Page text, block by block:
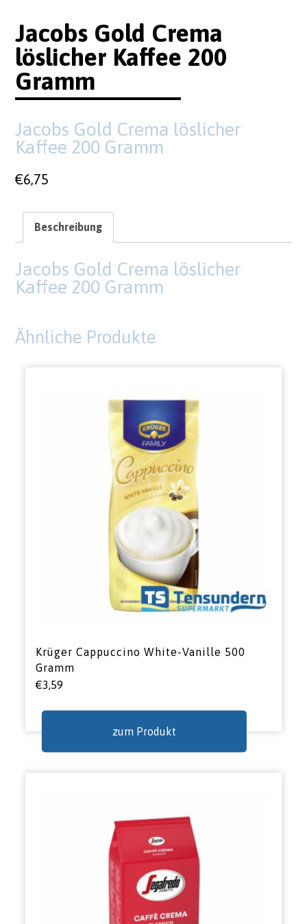
Jacobs Gold Crema
löslicher Kaffee 200
Gramm
Jacobs Gold Crema löslicher
Kaffee 200 Gramm
€6,75
Beschreibung
Jacobs Gold Crema löslicher
Kaffee 200 Gramm
Ähnliche Produkte
Krüger Cappuccino White-Vanille 500
Gramm
€3,59
zum Produkt